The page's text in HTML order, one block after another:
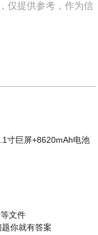
仅提供参考，作为信
寸巨屏+8620mAh电池
文件
你就有答案